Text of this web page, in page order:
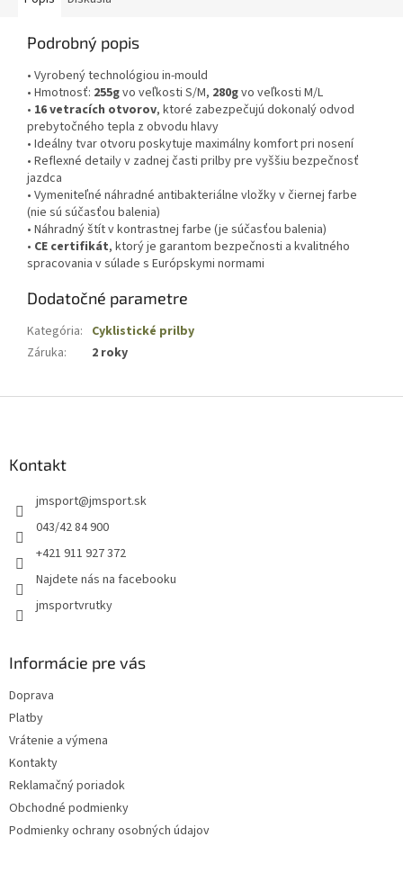
Podrobný popis
• Vyrobený technológiou in-mould
• Hmotnosť: 255gvo veľkosti S/M, 280gvo veľkosti M/L
• 16 vetracích otvorov, ktoré zabezpečujú dokonalý odvod
prebytočného tepla z obvodu hlavy
• Ideálny tvar otvoru poskytuje maximálny komfort pri nosení
• Reflexné detaily v zadnej časti prilby pre vyššiu bezpečnosť
jazdca
• Vymeniteľné náhradné antibakteriálne vložky v čiernej farbe
(nie sú súčasťou balenia)
• Náhradný štít v kontrastnej farbe (je súčasťou balenia)
• CE certifikát, ktorý je garantom bezpečnosti a kvalitného
spracovania v súlade s Európskymi normami
Dodatočné parametre
Kategória: Cyklistické prilby
Záruka: 2 roky
Kontakt
jmsport@jmsport.sk
043/42 84 900
+421 911 927 372
Najdete nás na facebooku
jmsportvrutky
Informácie pre vás
Doprava
Platby
Vrátenie a výmena
Kontakty
Reklamačný poriadok
Obchodné podmienky
Podmienky ochrany osobných údajov